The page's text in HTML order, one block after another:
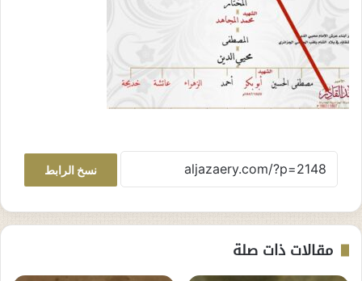
نسخ الرابط
مقالات ذات صلة